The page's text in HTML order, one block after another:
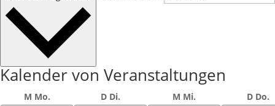
Kalender von Veranstaltungen
M Mo. D Di. M Mi. D Do.